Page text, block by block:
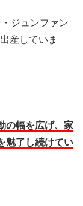
ジュンファン
産していま
の幅を広げ、家
魅了し続けてい